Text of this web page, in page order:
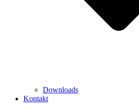
Downloads
Kontakt